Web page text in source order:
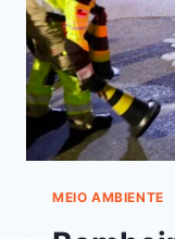
MEIO AMBIENTE